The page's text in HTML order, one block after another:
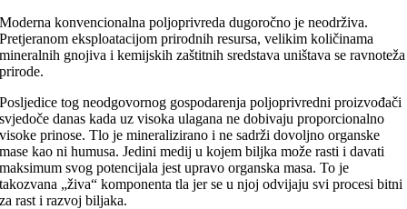
Moderna konvencionalna poljoprivreda dugoročno je neodrživa.
Pretjeranom eksploatacijom prirodnih resursa, velikim količinama
mineralnih gnojiva i kemijskih zaštitnih sredstava uništava se ravnoteža
prirode.
Posljedice tog neodgovornog gospodarenja poljoprivredni proizvođači
svjedoče danas kada uz visoka ulagana ne dobivaju proporcionalno
visoke prinose. Tlo je mineralizirano i ne sadrži dovoljno organske
mase kao ni humusa. Jedini medij u kojem biljka može rasti i davati
maksimum svog potencijala jest upravo organska masa. To je
takozvana „živa“ komponenta tla jer se u njoj odvijaju svi procesi bitni
za rast i razvoj biljaka.